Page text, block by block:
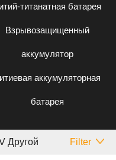
титанатная батарея
Взрывозащищенный
аккумулятор
аккумуляторная
батарея
Другой Filter